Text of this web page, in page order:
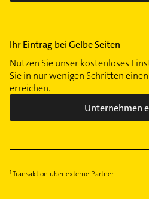
Ihr Eintrag bei Gelbe Seiten
Nutzen Sie unser kostenloses
Sie in nur wenigen Schritten
erreichen.
Unternehmen
Transaktion über externe Partner